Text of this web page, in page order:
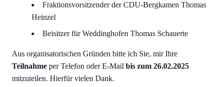
Fraktionsvorsitzender der CDU-Bergkamen Thomas
Heinzel
Beisitzer für Weddinghofen Thomas Schauerte
Aus organisatorischen Gründen bitte ich Sie, mir Ihre
Teilnahme per Telefon oder E-Mail bis zum 26.02.2025
mitzuteilen. Hierfür vielen Dank.